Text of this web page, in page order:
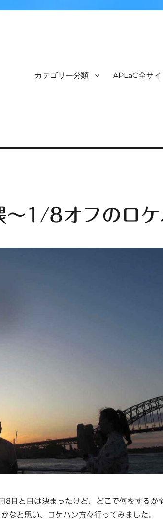
カテゴリー分類 APLaC全サ
1/8オフのロケ
8日と日は決まったけど、どこで何をするか
なと思い、ロケハン方々行ってみました。